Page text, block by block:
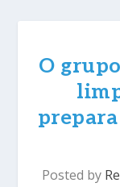
O
Posted by